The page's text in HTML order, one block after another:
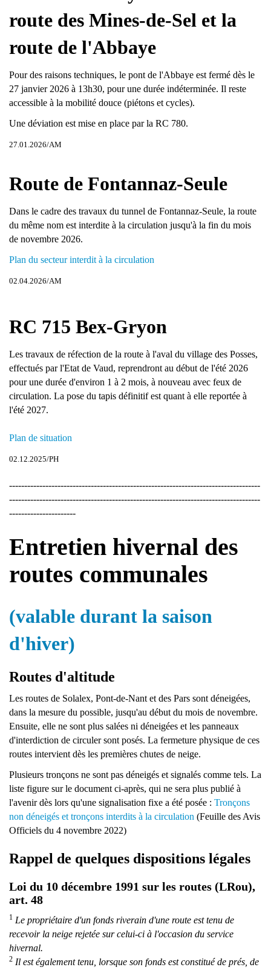
route des Mines-de-Sel et la
route de l'Abbaye
Pour des raisons techniques, le pont de l'Abbaye est fermé dès le
27 janvier 2026 à 13h30, pour une durée indéterminée. Il reste
accessible à la mobilité douce (piétons et cycles).
Une déviation est mise en place par la RC 780.
27.01.2026/AM
Route de Fontannaz-Seule
Dans le cadre des travaux du tunnel de Fontannaz-Seule, la route
du même nom est interdite à la circulation jusqu'à la fin du mois
de novembre 2026.
Plan du secteur interdit à la circulation
02.04.2026/AM
RC 715 Bex-Gryon
Les travaux de réfection de la route à l'aval du village des Posses,
effectués par l'Etat de Vaud, reprendront au début de l'été 2026
pour une durée d'environ 1 à 2 mois, à nouveau avec feux de
circulation. La pose du tapis définitif est quant à elle reportée à
l'été 2027.
Plan de situation
02.12.2025/PH
-----------------------------------------------------------------------------------
-----------------------------------------------------------------------------------
----------------------
Entretien hivernal des
routes communales
(valable durant la saison
d'hiver)
Routes d'altitude
Les routes de Solalex, Pont-de-Nant et des Pars sont déneigées,
dans la mesure du possible, jusqu'au début du mois de novembre.
Ensuite, elle ne sont plus salées ni déneigées et les panneaux
d'interdiction de circuler sont posés. La fermeture physique de ces
routes intervient dès les premières chutes de neige.
Plusieurs tronçons ne sont pas déneigés et signalés comme tels. La
liste figure sur le document ci-après, qui ne sera plus publié à
l'avenir dès lors qu'une signalisation fixe a été posée : Tronçons
non déneigés et tronçons interdits à la circulation (Feuille des Avis
Officiels du 4 novembre 2022)
Rappel de quelques dispositions légales
Loi du 10 décembre 1991 sur les routes (LRou),
art. 48
1 Le propriétaire d'un fonds riverain d'une route est tenu de
recevoir la neige rejetée sur celui-ci à l'occasion du service
hivernal.
2 Il est également tenu, lorsque son fonds est constitué de prés, de